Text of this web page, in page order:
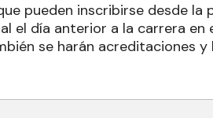
pueden inscribirse desde la
el día anterior a la carrera en
se harán acreditaciones